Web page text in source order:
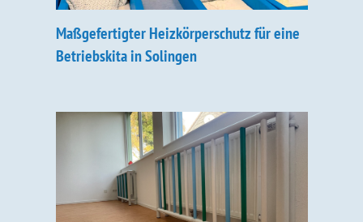
Maßgefertigter Heizkörperschutz für eine
Betriebskita in Solingen